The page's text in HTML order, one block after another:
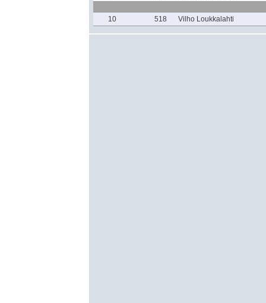
10 518 Vilho Loukkalahti